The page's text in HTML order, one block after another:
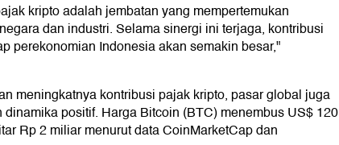
kripto adalah jembatan yang mempertemukan
dan industri. Selama sinergi ini terjaga, kontribusi
perekonomian Indonesia akan semakin besar,"
meningkatnya kontribusi pajak kripto, pasar global juga
dinamika positif. Harga Bitcoin (BTC) menembus US$ 120
Rp 2 miliar menurut data CoinMarketCap dan